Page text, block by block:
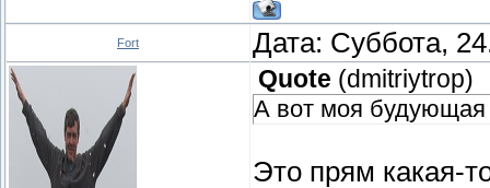
Fort Дата: Суббота,
Quote (dmitriytrop)
А вот моя будующая
Это прям какая-